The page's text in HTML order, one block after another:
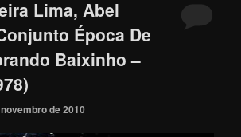
Lima, Abel
Época De
Baixinho –
de 2010